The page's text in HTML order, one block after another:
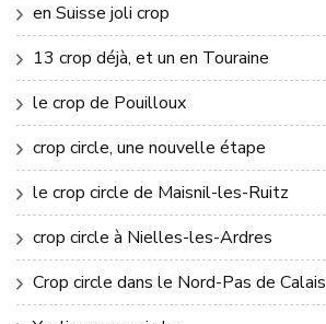
en Suisse joli crop
13 crop déjà, et un en Touraine
le crop de Pouilloux
crop circle, une nouvelle étape
le crop circle de Maisnil-les-Ruitz
crop circle à Nielles-les-Ardres
Crop circle dans le Nord-Pas de Calais